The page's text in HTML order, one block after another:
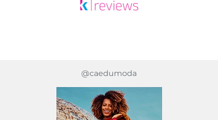
@caedumoda